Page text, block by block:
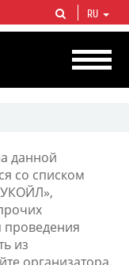
более 2%
углеводородов.
RU
данной
со списком
проведения
из